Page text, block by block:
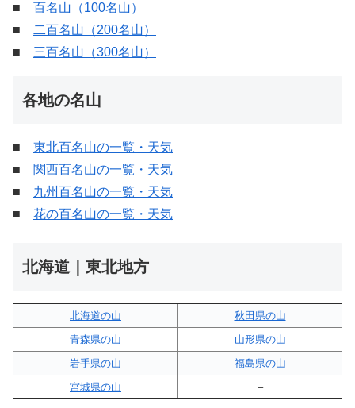
■ 百名山（100名山）
■
二百名山（200名山）
■ 三百名山（300名山）
各地の名山
■ 東北百名山の一覧・天気
■ 関西百名山の一覧・天気
■ 九州百名山の一覧・天気
■ 花の百名山の一覧・天気
北海道｜東北地方
北海道の山
秋田県の山
青森県の山
山形県の山
岩手県の山
福島県の山
宮城県の山
–